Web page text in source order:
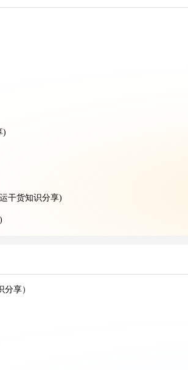
)
干货知识分享)
家请注意）
人看过来)
享）